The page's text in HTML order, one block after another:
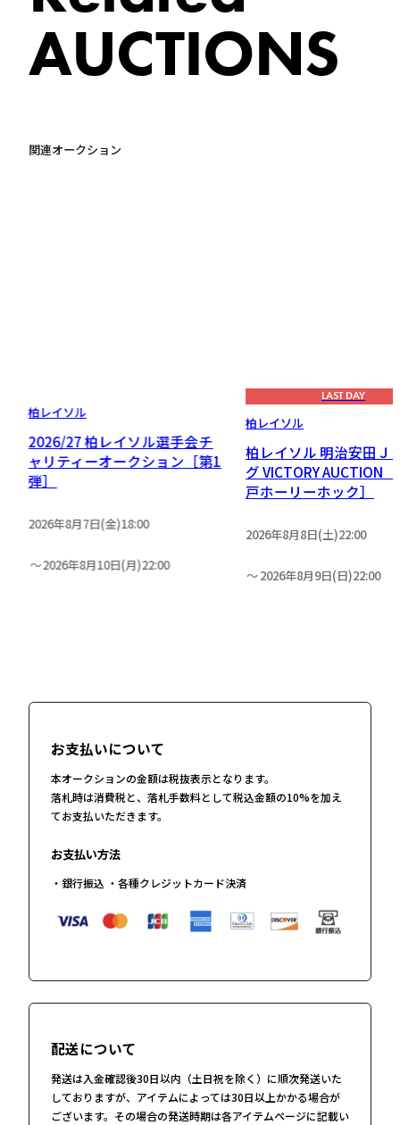
AUCTIONS
関連オークション
柏レイソル
2026/27 柏レイソル選手会チ
ャリティーオークション［第1
弾］
2026年8月7日(金)18:00
2026年8月10日(月)22:00
LAST DAY
柏レイソル
柏レイソル 明治安田Ｊ
グ VICTORY AUCTION
戸ホーリーホック］
2026年8月8日(土)22:00
2026年8月9日(日)22:00
お支払いについて
本オークションの金額は税抜表示となります。
落札時は消費税と、落札手数料として税込金額の10%を加え
てお支払いただきます。
お支払い方法
・銀行振込 ・各種クレジットカード決済
配送について
発送は入金確認後30日以内（土日祝を除く）に順次発送いた
しておりますが、アイテムによっては30日以上かかる場合が
ございます。その場合の発送時期は各アイテムページに記載い